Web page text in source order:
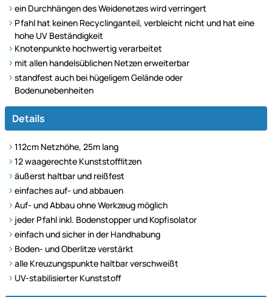
ein Durchhängen des Weidenetzes wird verringert
Pfahl hat keinen Recyclinganteil, verbleicht nicht und hat eine
hohe UV Beständigkeit
Knotenpunkte hochwertig verarbeitet
mit allen handelsüblichen Netzen erweiterbar
standfest auch bei hügeligem Gelände oder
Bodenunebenheiten
Details
112cm Netzhöhe, 25m lang
12 waagerechte Kunststofflitzen
äußerst haltbar und reißfest
einfaches auf- und abbauen
Auf- und Abbau ohne Werkzeug möglich
jeder Pfahl inkl. Bodenstopper und Kopfisolator
einfach und sicher in der Handhabung
Boden- und Oberlitze verstärkt
alle Kreuzungspunkte haltbar verschweißt
UV-stabilisierter Kunststoff